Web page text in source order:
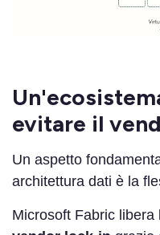
evitare il
Un aspetto
architettura dati è la
Microsoft Fabric